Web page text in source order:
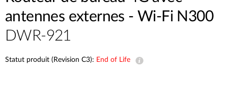
antennes externes - Wi-Fi N300
DWR-921
Statut produit (Revision C3): End of Life